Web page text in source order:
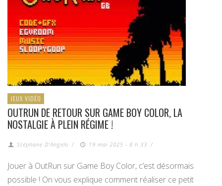
JEUX VIDÉO
OUTRUN DE RETOUR SUR GAME BOY COLOR, LA
NOSTALGIE À PLEIN RÉGIME !
Stéphane D'Angelo / 19 mai 2025 - 8 h 33 /
Jouer à OutRun sur Game Boy Color, c’est désormais
possible ! On vous explique comment réaliser ce petit